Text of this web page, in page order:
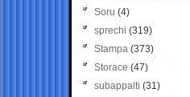
Soru (4)
sprechi (319)
Stampa (373)
Storace (47)
subappalti (31)